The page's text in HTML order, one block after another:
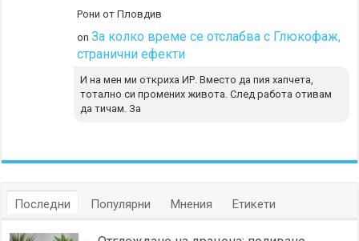
Рони от Пловдив
onЗа колко време се отслабва с Глюкофаж,
странични ефекти
И на мен ми откриха ИР. Вместо да пия хапчета,
тотално си промених живота. След работа отивам
да тичам. За
Последни Популярни Мнения Етикети